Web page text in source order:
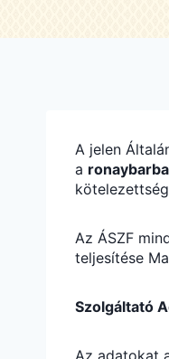
A jelen
a
Az ÁSZF
teljesítése
Szolgáltató
Az adatokat